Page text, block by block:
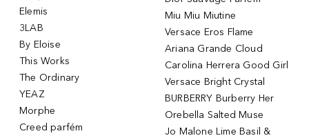
Elemis
3LAB
By Eloise
This Works
The Ordinary
YEAZ
Morphe
Creed parfém
Miu Miu Miutine
Versace Eros Flame
Ariana Grande Cloud
Carolina Herrera Good Girl
Versace Bright Crystal
BURBERRY Burberry Her
Orebella Salted Muse
Jo Malone Lime Basil &